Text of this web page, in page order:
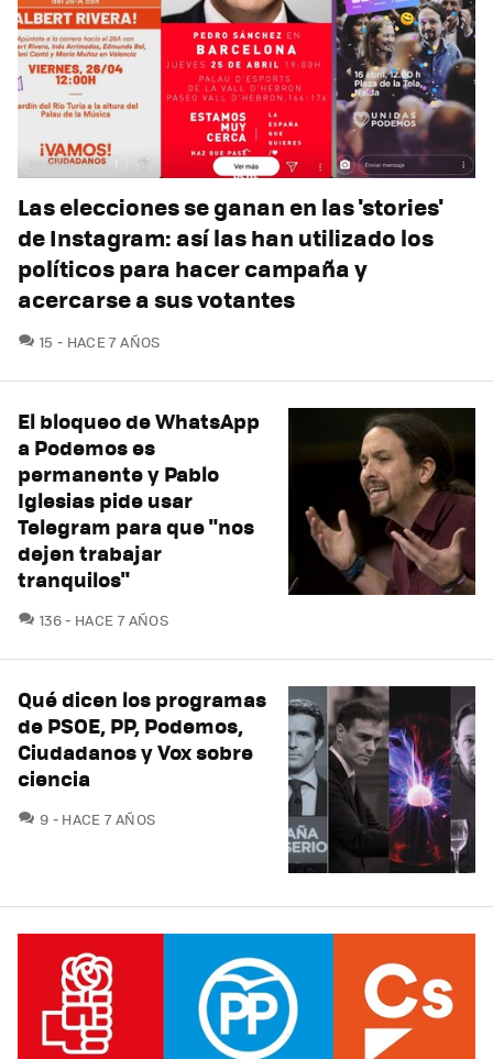
Las elecciones se ganan en las 'stories'
de Instagram: así las han utilizado los
políticos para hacer campaña y
acercarse a sus votantes
15 COMENTARIOS
HACE 7 AÑOS
El bloqueo de WhatsApp
a Podemos es
permanente y Pablo
Iglesias pide usar
Telegram para que "nos
dejen trabajar
tranquilos"
136COMENTARIOS
HACE 7 AÑOS
Qué dicen los programas
de PSOE, PP, Podemos,
Ciudadanos y Vox sobre
ciencia
9 COMENTARIOS
HACE 7 AÑOS